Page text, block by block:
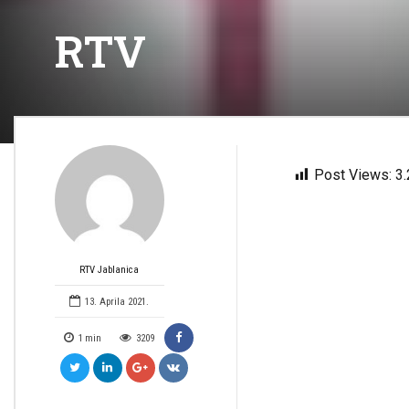
RTV
RTV Jablanica
13. Aprila 2021.
1 min 3209
Post Views: